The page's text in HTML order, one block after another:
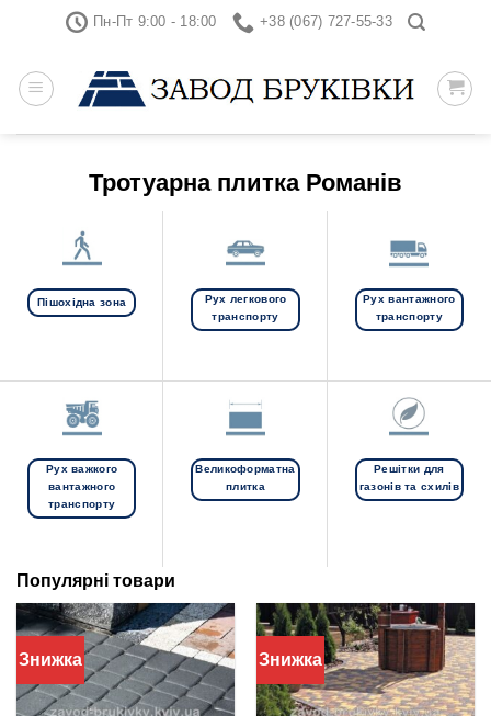
content
Пн-Пт 9:00 - 18:00 +38 (067) 727-55-33
Тротуарна плитка Романів
Пішохідна зона
Рух легкового
транспорту
Рух вантажного
транспорту
Рух важкого
вантажного
транспорту
Великоформатна
плитка
Решітки для
газонів та схилів
Популярні товари
Знижка Знижка